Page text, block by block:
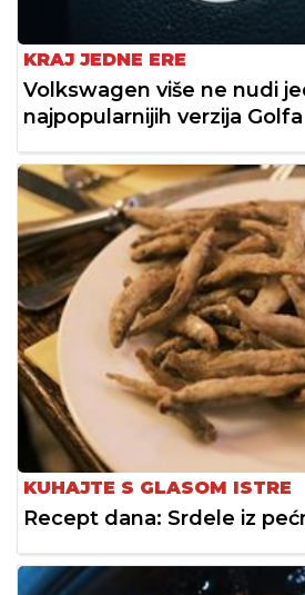
KRAJ JEDNE ERE
Volkswagen više ne nudi
najpopularnijih verzija Golfa
KUHAJTE S GLASOM ISTRE
Recept dana: Srdele iz